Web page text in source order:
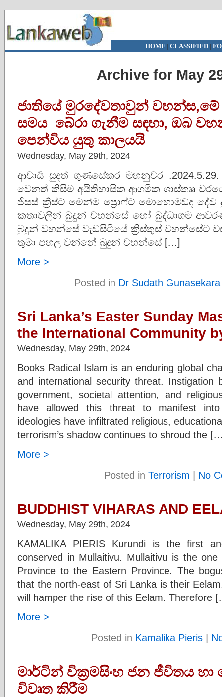
HOME | CLASSIFIED|
Archive for May
ජාතියේ මුරදේවතාවුන් වහන්ස,මේ
සමය බේරා ගැනීම සඳහා, ඔබ
පෙන්විය යුතු කාලයයි
Wednesday, May 29th, 2024
ආචාර්‍ය සුදත් ගුණසේකර මහනුවර
වෙනත් කිසිම අයිතිහාසික ආගමික ශාස්තෲ
ජීසස් ක්‍රිස්ට් මෙන්ම ප්‍රොෆ්ට් මොහොමඩ්ද
කතාවලින් බුදුන් වහන්සේ හෝ බුද්ධාගම
බුදුන් වහන්සේ වැඩසිටියේ ක්‍රිස්තුස් වහන්සේට
තුමා පහල වන්නේ බුදුන් වහන්සේ […]
More >
Posted in Dr Sudath Gunasekara
Sri Lanka’s Easter Sunday
the International Community
Wednesday, May 29th, 2024
Books Radical Islam is an enduring global
and international security threat. Instigation
government, societal attention, and
have allowed this threat to manifest
ideologies have infiltrated religious,
terrorism’s shadow continues to shroud the
More >
Posted in Terrorism | No
BUDDHIST VIHARAS AND
Wednesday, May 29th, 2024
KAMALIKA PIERIS Kurundi is the first
conserved in Mullaitivu. Mullaitivu is the
Province to the Eastern Province. The
that the north-east of Sri Lanka is their
will hamper the rise of this Eelam. Therefore
More >
Posted in Kamalika Pieris |
මාර්ටින් වික්‍රමසිංහ ජන ජීවිතය හා
විවෘත කිරීම